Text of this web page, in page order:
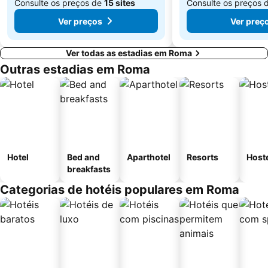
Consulte os preços de 15 sites
Ver preços
Consulte os preços
Ver
Ver todas as estadias em Roma
Outras estadias em Roma
Hotel
Bed and
breakfasts
Aparthotel Resorts
Categorias de hotéis populares em Roma